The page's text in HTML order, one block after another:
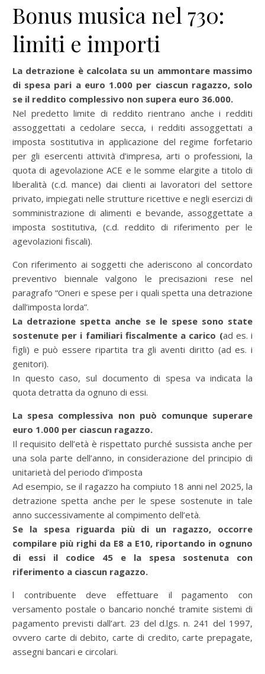
Bonus musica nel 730:
limiti e importi
La detrazione è calcolata su un ammontare massimo
di spesa pari a euro 1.000 per ciascun ragazzo, solo
se il reddito complessivo non supera euro 36.000.
Nel predetto limite di reddito rientrano anche i redditi
assoggettati a cedolare secca, i redditi assoggettati a
imposta sostitutiva in applicazione del regime forfetario
per gli esercenti attività d’impresa, arti o professioni, la
quota di agevolazione ACE e le somme elargite a titolo di
liberalità (c.d. mance) dai clienti ai lavoratori del settore
privato, impiegati nelle strutture ricettive e negli esercizi di
somministrazione di alimenti e bevande, assoggettate a
imposta sostitutiva, (c.d. reddito di riferimento per le
agevolazioni fiscali).
Con riferimento ai soggetti che aderiscono al concordato
preventivo biennale valgono le precisazioni rese nel
paragrafo “Oneri e spese per i quali spetta una detrazione
dall’imposta lorda”.
La detrazione spetta anche se le spese sono state
sostenute per i familiari fiscalmente a carico (ad es. i
figli) e può essere ripartita tra gli aventi diritto (ad es. i
genitori).
In questo caso, sul documento di spesa va indicata la
quota detratta da ognuno di essi.
La spesa complessiva non può comunque superare
euro 1.000 per ciascun ragazzo.
Il requisito dell’età è rispettato purché sussista anche per
una sola parte dell’anno, in considerazione del principio di
unitarietà del periodo d’imposta
Ad esempio, se il ragazzo ha compiuto 18 anni nel 2025, la
detrazione spetta anche per le spese sostenute in tale
anno successivamente al compimento dell’età.
Se la spesa riguarda più di un ragazzo, occorre
compilare più righi da E8 a E10, riportando in ognuno
di essi il codice 45 e la spesa sostenuta con
riferimento a ciascun ragazzo.
l contribuente deve effettuare il pagamento con
versamento postale o bancario nonché tramite sistemi di
pagamento previsti dall’art. 23 del d.lgs. n. 241 del 1997,
ovvero carte di debito, carte di credito, carte prepagate,
assegni bancari e circolari.